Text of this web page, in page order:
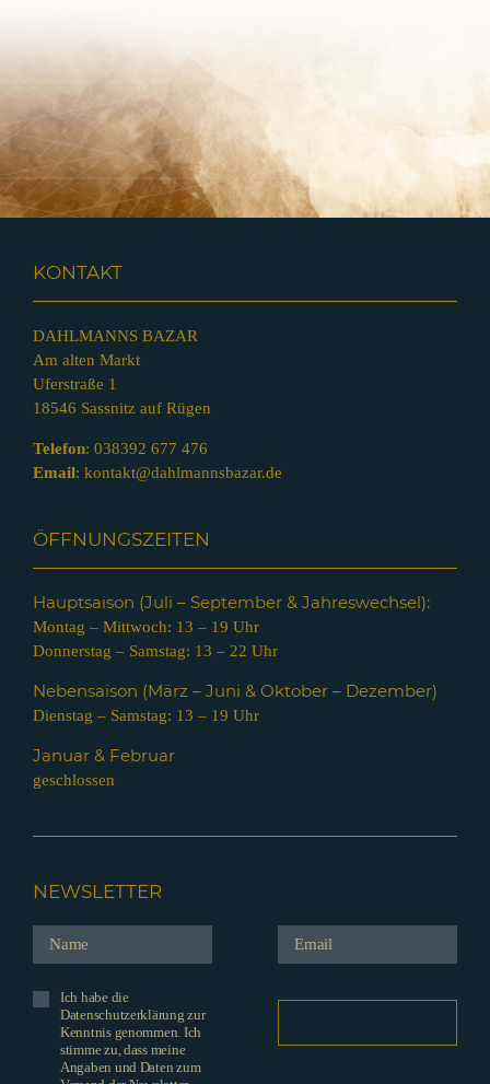
KONTAKT
DAHLMANNS BAZAR
Am alten Markt
Uferstraße 1
18546 Sassnitz auf Rügen
Telefon: 038392 677 476
Email: kontakt@dahlmannsbazar.de
ÖFFNUNGSZEITEN
Hauptsaison (Juli – September & Jahreswechsel):
Montag – Mittwoch: 13 – 19 Uhr
Donnerstag – Samstag: 13 – 22 Uhr
Nebensaison (März – Juni & Oktober – Dezember)
Dienstag – Samstag: 13 – 19 Uhr
Januar & Februar
geschlossen
NEWSLETTER
Ich habe die
Datenschutzerklärung zur
Kenntnis genommen. Ich
stimme zu, dass meine
Angaben und Daten zum